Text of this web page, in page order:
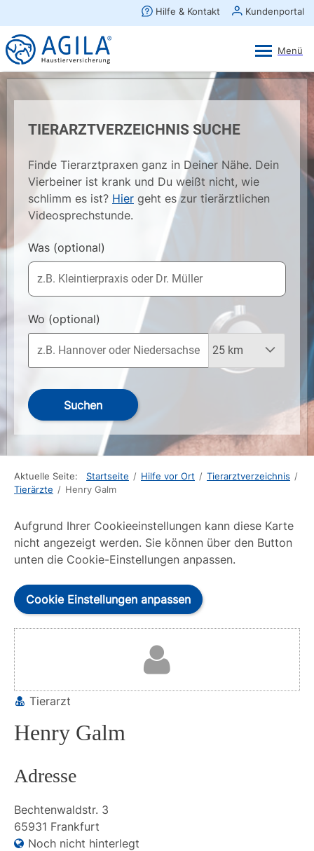
TIERARZTVERZEICHNIS SUCHE
Finde Tierarztpraxen ganz in Deiner Nähe. Dein
Vierbeiner ist krank und Du weißt nicht, wie
schlimm es ist? Hier geht es zur tierärztlichen
Videosprechstunde.
Was (optional)
Wo (optional)
Suchen
Aktuelle Seite: Startseite / Hilfe vor Ort / Tierarztverzeichnis /
Tierärzte / Henry Galm
Aufgrund Ihrer Cookieeinstellungen kann diese Karte
nicht angezeigt werden. Sie können über den Button
unten die Cookie-Einstellungen anpassen.
Cookie Einstellungen anpassen
Tierarzt
Henry Galm
Adresse
Bechtenwaldstr. 3
65931 Frankfurt
Noch nicht hinterlegt
×
AGILA Kunden-App
Gratis - Im Play Store laden
Ansehen